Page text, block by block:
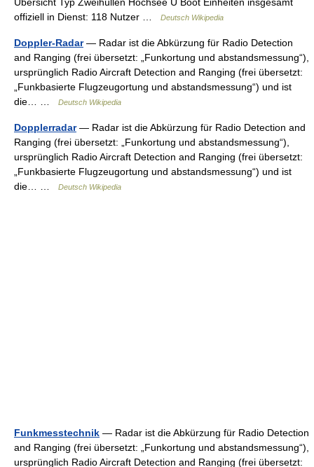
offiziell in Dienst: 118 Nutzer …
Deutsch Wikipedia
Doppler-Radar— Radar ist die Abkürzung für Radio Detection
and Ranging (frei übersetzt: „Funkortung und abstandsmessung“),
ursprünglich Radio Aircraft Detection and Ranging (frei übersetzt:
„Funkbasierte Flugzeugortung und abstandsmessung“) und ist
die… …
Deutsch Wikipedia
Dopplerradar— Radar ist die Abkürzung für Radio Detection and
Ranging (frei übersetzt: „Funkortung und abstandsmessung“),
ursprünglich Radio Aircraft Detection and Ranging (frei übersetzt:
„Funkbasierte Flugzeugortung und abstandsmessung“) und ist
die… …
Deutsch Wikipedia
Funkmesstechnik — Radar ist die Abkürzung für Radio Detection
and Ranging (frei übersetzt: „Funkortung und abstandsmessung“),
ursprünglich Radio Aircraft Detection and Ranging (frei übersetzt: